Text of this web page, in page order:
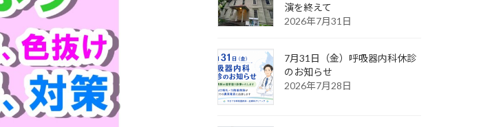
演を終えて
2026年7月31日
7月31日（金）呼吸器内科休診
のお知らせ
2026年7月28日